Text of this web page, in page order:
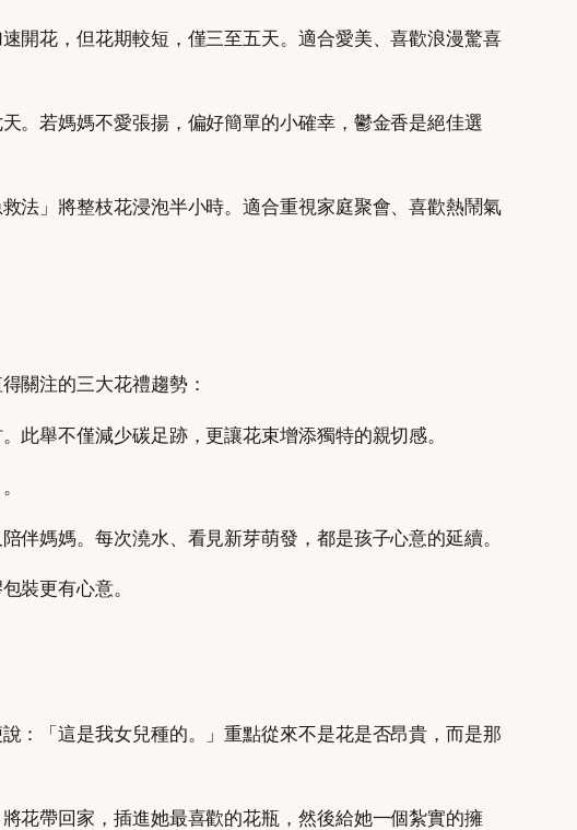
開花，但花期較短，僅三至五天。適合愛美、喜歡浪漫驚喜
。若媽媽不愛張揚，偏好簡單的小確幸，鬱金香是絕佳選
法」將整枝花浸泡半小時。適合重視家庭聚會、喜歡熱鬧氣
關注的三大花禮趨勢：
此舉不僅減少碳足跡，更讓花束增添獨特的親切感。
媽媽。每次澆水、看見新芽萌發，都是孩子心意的延續。
裝更有心意。
：「這是我女兒種的。」重點從來不是花是否昂貴，而是那
花帶回家，插進她最喜歡的花瓶，然後給她一個紮實的擁